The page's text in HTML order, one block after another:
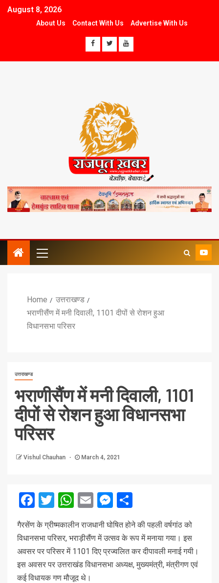
August 8, 2026
About Us Contact With Us Advertise With Us
Home
उत्तराखण्ड
भराणीसैंण में मनी दिवाली, 1101 दीपों से रोशन हुआ
विधानसभा परिसर
उत्तराखण्ड
भराणीसैंण में मनी दिवाली, 1101
दीपों से रोशन हुआ विधानसभा
परिसर
Vishul Chauhan March 4, 2021
Facebook
Twitter
WhatsApp
EmailMessenger
गैरसेंण के ग्रीष्मकालीन राजधानी घोषित होने की पहली वर्षगांठ को
विधानसभा परिसर, भराड़ीसैंण में उत्सव के रूप में मनाया गया। इस
अवसर पर परिसर में 1101 दिए प्रज्वलित कर दीपावली मनाई गयी।
इस अवसर पर उत्तराखंड विधानसभा अध्यक्ष, मुख्यमंत्री, मंत्रीगण एवं
कई विधायक गण मौजूद थे।